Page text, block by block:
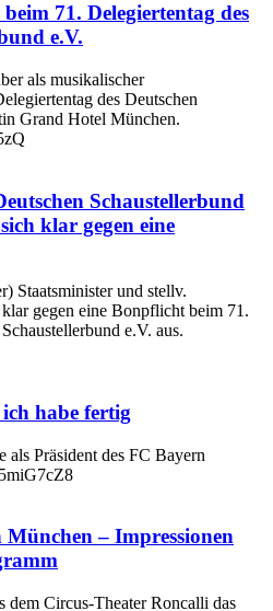
71. Delegiertentag des
e.V.
als musikalischer
des Deutschen
Grand Hotel München.
Schaustellerbund
klar gegen eine
Staatsminister und stellv.
gegen eine Bonpflicht beim 71.
e.V. aus.
habe fertig
als Präsident des FC Bayern
– Impressionen
dem Circus-Theater Roncalli das